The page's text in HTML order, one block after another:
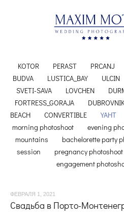
KOTOR PERAST PRCANJ
BUDVA
LUSTICA_BAY ULCIN
SVETI-SAVA
LOVCHEN
FORTRESS_GORAJA
BEACH
CONVERTIBLE YAHT
morning photoshoot
evening
mountains
bachelorette party
session
pregnancy photoshoot
engagement
ФЕВРАЛЯ 1, 2021
Свадьба в Порто-